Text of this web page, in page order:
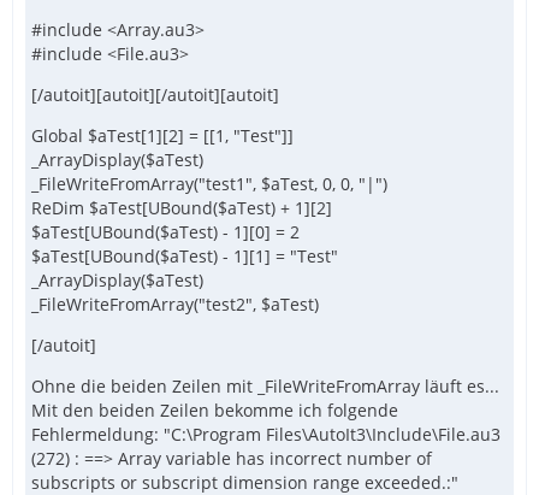
#include <Array.au3>
#include <File.au3>
[/autoit][autoit][/autoit][autoit]
Global $aTest[1][2] = [[1, "Test"]]
_ArrayDisplay($aTest)
_FileWriteFromArray("test1", $aTest, 0, 0, "|")
ReDim $aTest[UBound($aTest) + 1][2]
$aTest[UBound($aTest) - 1][0] = 2
$aTest[UBound($aTest) - 1][1] = "Test"
_ArrayDisplay($aTest)
_FileWriteFromArray("test2", $aTest)
[/autoit]
Ohne die beiden Zeilen mit _FileWriteFromArray läuft es...
Mit den beiden Zeilen bekomme ich folgende
Fehlermeldung: "C:\Program Files\AutoIt3\Include\File.au3
(272) : ==> Array variable has incorrect number of
subscripts or subscript dimension range exceeded.:"